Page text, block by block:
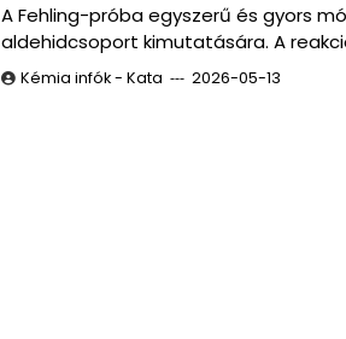
A Fehling-próba egyszerű és gyors
aldehidcsoport kimutatására. A
Kémia infók - Kata 2026-05-13